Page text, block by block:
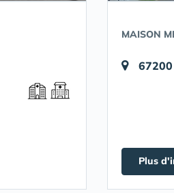
MAISON
67200
Plus